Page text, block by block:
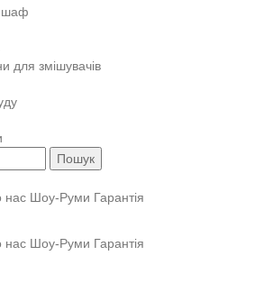
шаф
для змішувачів
Пошук
нас Шоу-Руми Гарантія
нас Шоу-Руми Гарантія